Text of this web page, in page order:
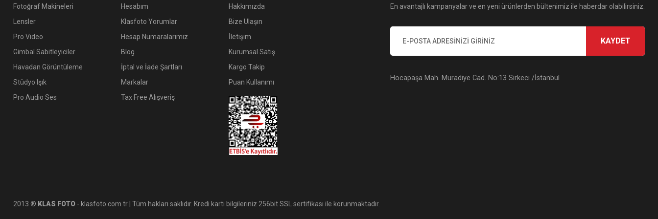
Fotoğraf Makineleri
Lensler
Pro Video
Gimbal Sabitleyiciler
Havadan Görüntüleme
Stüdyo Işık
Pro Audio Ses
Hesabım
Klasfoto Yorumlar
Hesap Numaralarımız
Blog
İptal ve İade Şartları
Markalar
Tax Free Alışveriş
Hakkımızda
Bize Ulaşın
İletişim
Kurumsal Satış
Kargo Takip
Puan Kullanımı
En avantajlı kampanyalar ve en yeni ürünlerden bültenimiz ile haberdar olabilirsiniz.
KAYDET
Hocapaşa Mah. Muradiye Cad. No:13 Sirkeci /İstanbul
2013 ® KLAS FOTO - klasfoto.com.tr | Tüm hakları saklıdır. Kredi kartı bilgileriniz 256bit SSL sertifikası ile korunmaktadır.